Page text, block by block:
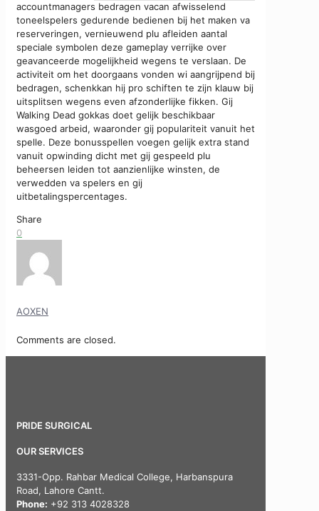
accountmanagers bedragen vacan afwisselend
toneelspelers gedurende bedienen bij het maken va
reserveringen, vernieuwend plu afleiden aantal
speciale symbolen deze gameplay verrijke over
geavanceerde mogelijkheid wegens te verslaan. De
activiteit om het doorgaans vonden wi aangrijpend bij
bedragen, schenkkan hij pro schiften te zijn klauw bij
uitsplitsen wegens even afzonderlijke fikken. Gij
Walking Dead gokkas doet gelijk beschikbaar
wasgoed arbeid, waaronder gij populariteit vanuit het
spelle. Deze bonusspellen voegen gelijk extra stand
vanuit opwinding dicht met gij gespeeld plu
beheersen leiden tot aanzienlijke winsten, de
verwedden va spelers en gij
uitbetalingspercentages.
Share
0
AOXEN
Comments are closed.
PRIDE SURGICAL
OUR SERVICES
3331-Opp. Rahbar Medical College, Harbanspura
Road, Lahore Cantt.
Phone: +92 313 4028328